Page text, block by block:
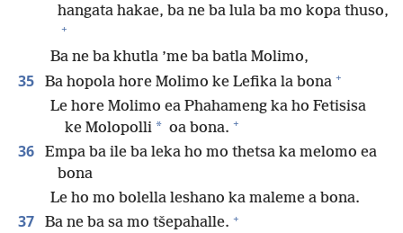
hangata hakae, ba ne ba lula ba mo kopa thuso,
+
Ba ne ba khutla ’me ba batla Molimo,
35 Ba hopola hore Molimo ke Lefika la bona +
Le hore Molimo ea Phahameng ka ho Fetisisa
ke Molopolli * oa bona. +
36
Empa ba ile ba leka ho mo thetsa ka melomo ea
bona
Le ho mo bolella leshano ka maleme a bona.
37 Ba ne ba sa mo tšepahalle. +